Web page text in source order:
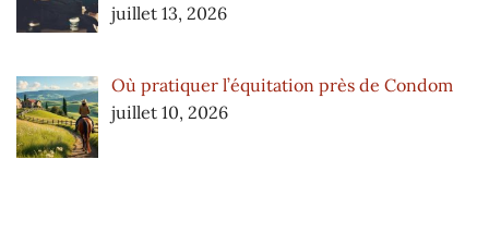
juillet 13, 2026
Où pratiquer l’équitation près de Condom
juillet 10, 2026